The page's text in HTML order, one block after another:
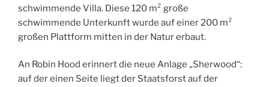
schwimmende Villa. Diese 120 m² große
schwimmende Unterkunft wurde auf einer 200 m²
großen Plattform mitten in der Natur erbaut.
An Robin Hood erinnert die neue Anlage „Sherwood“:
auf der einen Seite liegt der Staatsforst auf der